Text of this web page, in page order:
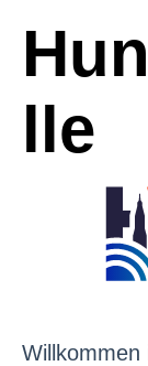
lle
Willkommen